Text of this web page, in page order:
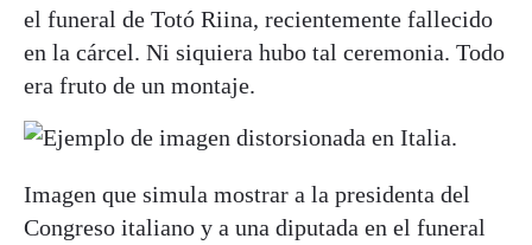
el funeral de Totó Riina, recientemente fallecido
en la cárcel. Ni siquiera hubo tal ceremonia. Todo
era fruto de un montaje.
Imagen que simula mostrar a la presidenta del
Congreso italiano y a una diputada en el funeral